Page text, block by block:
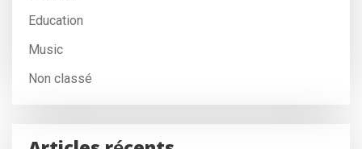
Education
Music
Non classé